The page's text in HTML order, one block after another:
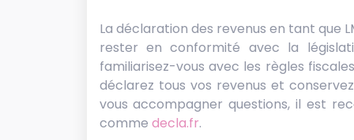
La déclaration des revenus en tant que
rester en conformité avec la
familiarisez-vous avec les règles
déclarez tous vos revenus et
vous accompagner questions, il est
comme decla.fr.